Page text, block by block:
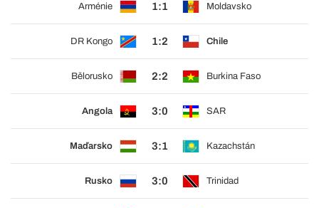
Arménie 1:1 Moldavsko
DR Kongo 1:2 Chile
Bělorusko 2:2 Burkina Faso
Angola 3:0 SAR
Maďarsko 3:1 Kazachstán
Rusko 3:0 Trinidad